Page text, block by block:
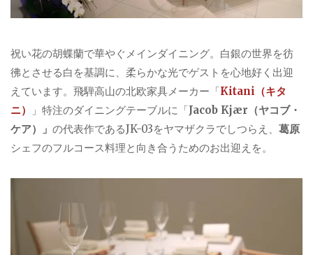
祝い花の胡蝶蘭で華やぐメインダイニング。白銀の世界を彷
彿とさせる白を基調に、柔らかな光でゲストを心地好く出迎
えています。飛騨高山の北欧家具メーカー「Kitani（キタ
ニ）
」特注のダイニングテーブルに「Jacob Kjær（ヤコブ・
ケア）」 の代表作であるJK-03をヤマザクラでしつらえ、 葛原
シェフのフルコース料理と向き合うためのお出迎えを。